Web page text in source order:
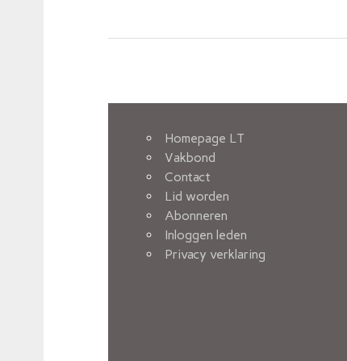
Homepage LT
Vakbond
Contact
Lid worden
Abonneren
Inloggen leden
Privacy verklaring